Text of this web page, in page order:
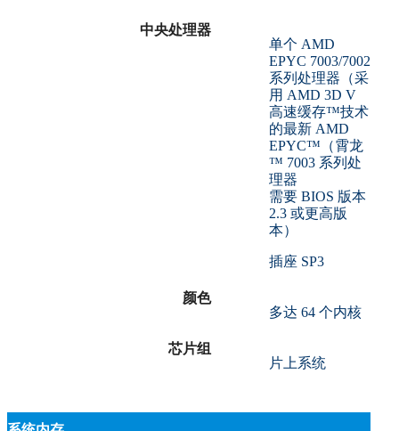
中央处理器
单个 AMD
EPYC 7003/7002
系列处理器（采
用 AMD 3D V
高速缓存™技术
的最新 AMD
EPYC™（霄龙
™ 7003 系列处
理器
需要 BIOS 版本
2.3 或更高版
本）
插座 SP3
颜色
多达 64 个内核
芯片组
片上系统